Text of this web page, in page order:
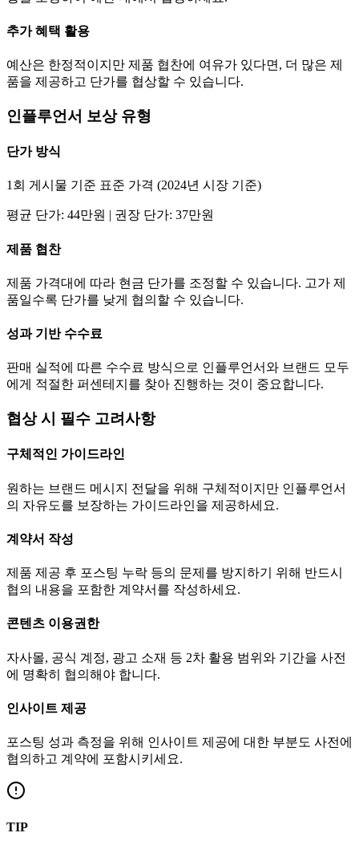
추가 혜택 활용
예산은 한정적이지만 제품 협찬에 여유가 있다면, 더 많은 제
품을 제공하고 단가를 협상할 수 있습니다.
인플루언서 보상 유형
단가방식
1회 게시물 기준 표준 가격 (2024년 시장 기준)
평균 단가: 44만원 | 권장 단가: 37만원
제품 협찬
제품 가격대에 따라 현금 단가를 조정할 수 있습니다. 고가 제
품일수록 단가를 낮게 협의할 수 있습니다.
성과 기반 수수료
판매 실적에 따른 수수료 방식으로 인플루언서와 브랜드 모두
에게 적절한 퍼센테지를 찾아 진행하는 것이 중요합니다.
협상 시 필수 고려사항
구체적인 가이드라인
원하는 브랜드 메시지 전달을 위해 구체적이지만 인플루언서
의 자유도를 보장하는 가이드라인을 제공하세요.
계약서 작성
제품 제공 후 포스팅 누락 등의 문제를 방지하기 위해 반드시
협의 내용을 포함한 계약서를 작성하세요.
콘텐츠 이용권한
자사몰, 공식 계정, 광고 소재 등 2차 활용 범위와 기간을 사전
에 명확히 협의해야 합니다.
인사이트 제공
포스팅 성과 측정을 위해 인사이트 제공에 대한 부분도 사전에
협의하고 계약에 포함시키세요.
TIP